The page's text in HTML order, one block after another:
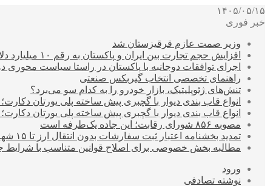
۱۴۰۵/۰۵/۱۵
خبر فوری
وزیر صمت عازم قرقیزستان شد
افزایش حجم تجارت بین ایران و پاکستان به رقم ۱۰ میلیارد دلار
اجرای توافقات دوجانبه با پاکستان در راستا سیاست محوری
راهنمای تخصصی انتخاب گیربکس صنعتی
تنش‌های ژئوپلیتیک، بازار خودرو را به کدام سو می‌برد؟
انواع قاب بندی دیوار با گچبری پیش ساخته پلی یورتان
انواع قاب بندی دیوار با گچبری پیش ساخته پلی یورتان
مصوبه ۸۵۶ شورای رقابت؛ این جاده یک‌طرفه است
تمدید بخشنامه اعتبار ثبت سفارشات بدون انتقال ارز تا ۱۵ شهریور
مطالبه بخش خصوصی برای اصلاح قوانین متناسب با شرایط
ورود
نوشته تصادفی